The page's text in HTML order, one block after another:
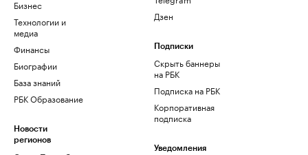
Бизнес
Технологии и
медиа
Финансы
Биографии
База знаний
РБК Образование
Новости
регионов
Дзен
Подписки
Скрыть баннеры
на РБК
Подписка на РБК
Корпоративная
подписка
Уведомления